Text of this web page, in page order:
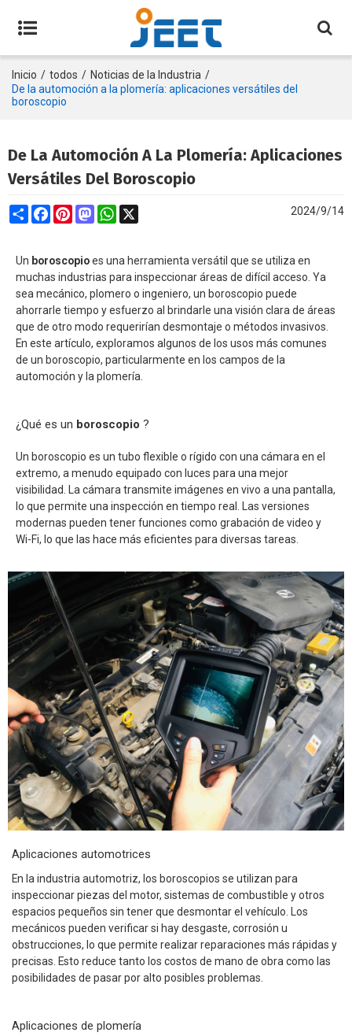
Inicio / todos / Noticias de la Industria /
De la automoción a la plomería: aplicaciones versátiles del
boroscopio
De La Automoción A La Plomería: Aplicaciones
Versátiles Del Boroscopio
ShareFacebookPinterestMastodonWhatsApp 2024/9/14
Un boroscopioes una herramienta versátil que se utiliza en
muchas industrias para inspeccionar áreas de difícil acceso. Ya
sea mecánico, plomero o ingeniero, un boroscopio puede
ahorrarle tiempo y esfuerzo al brindarle una visión clara de áreas
que de otro modo requerirían desmontaje o métodos invasivos.
En este artículo, exploramos algunos de los usos más comunes
de un boroscopio, particularmente en los campos de la
automoción y la plomería.
¿Qué es un boroscopio ?
Un boroscopio es un tubo flexible o rígido con una cámara en el
extremo, a menudo equipado con luces para una mejor
visibilidad. La cámara transmite imágenes en vivo a una pantalla,
lo que permite una inspección en tiempo real. Las versiones
modernas pueden tener funciones como grabación de video y
Wi-Fi, lo que las hace más eficientes para diversas tareas.
Aplicaciones automotrices
En la industria automotriz, los boroscopios se utilizan para
inspeccionar piezas del motor, sistemas de combustible y otros
espacios pequeños sin tener que desmontar el vehículo. Los
mecánicos pueden verificar si hay desgaste, corrosión u
obstrucciones, lo que permite realizar reparaciones más rápidas y
precisas. Esto reduce tanto los costos de mano de obra como las
posibilidades de pasar por alto posibles problemas.
Aplicaciones de plomería